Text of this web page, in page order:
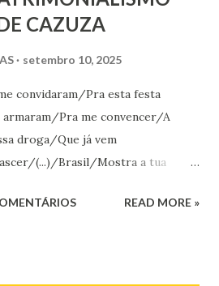
CAZUZA
setembro 10, 2025
convidaram/Pra esta festa
Pra me convencer/A
droga/Que já vem
(...)/Brasil/Mostra a tua
negócio/O nome do teuREAD MORE »